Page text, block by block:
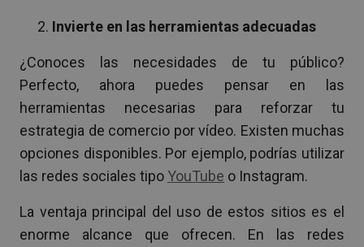
Invierte en las herramientas adecuadas
¿Conoces las necesidades de tu público?
Perfecto, ahora puedes pensar en las
herramientas necesarias para reforzar tu
estrategia de comercio por vídeo. Existen muchas
opciones disponibles. Por ejemplo, podrías utilizar
las redes sociales tipo YouTube o Instagram.
La ventaja principal del uso de estos sitios es el
enorme alcance que ofrecen. En las redes